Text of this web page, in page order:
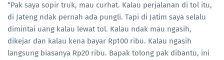
“Pak saya sopir truk, mau curhat. Kalau perjalanan di tol itu,
di Jateng ndak pernah ada pungli. Tapi di Jatim saya selalu
dimintai uang kalau lewat tol. Kalau ndak mau ngasih,
dikejar dan kalau kena bayar Rp100 ribu. Kalau ngasih
langsung biasanya Rp20 ribu. Bapak tolong pak dibantu, ini